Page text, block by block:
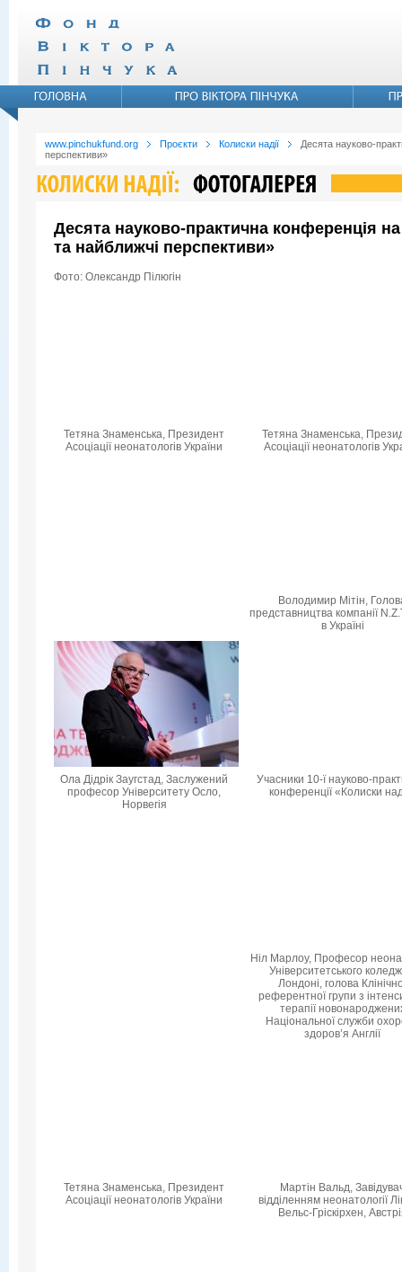
www.pinchukfund.org Проєкти Колиски надії
Десята науково-
перспективи»
Десята науково-практична конференцiя
та найближчі перспективи»
Фото: Олександр Пiлюгiн
Тетяна Знаменська, Президент
Асоціації неонатологів України
Тетяна Знаменська,
Асоціації неонатологів
Володимир Мітін,
представництва компанії
в Україні
Ола Дідрік Заугстад, Заслужений
професор Університету Осло,
Норвегія
Учасники 10-ї науково-
конференції «Колиски
Ніл Марлоу, Професор
Університетського
Лондоні, голова
референтної групи з
терапії
Національної служби
здоров’я Англії
Тетяна Знаменська, Президент
Асоціації неонатологів України
Мартін Вальд,
відділенням неонатології
Вельс-Гріскірхен,